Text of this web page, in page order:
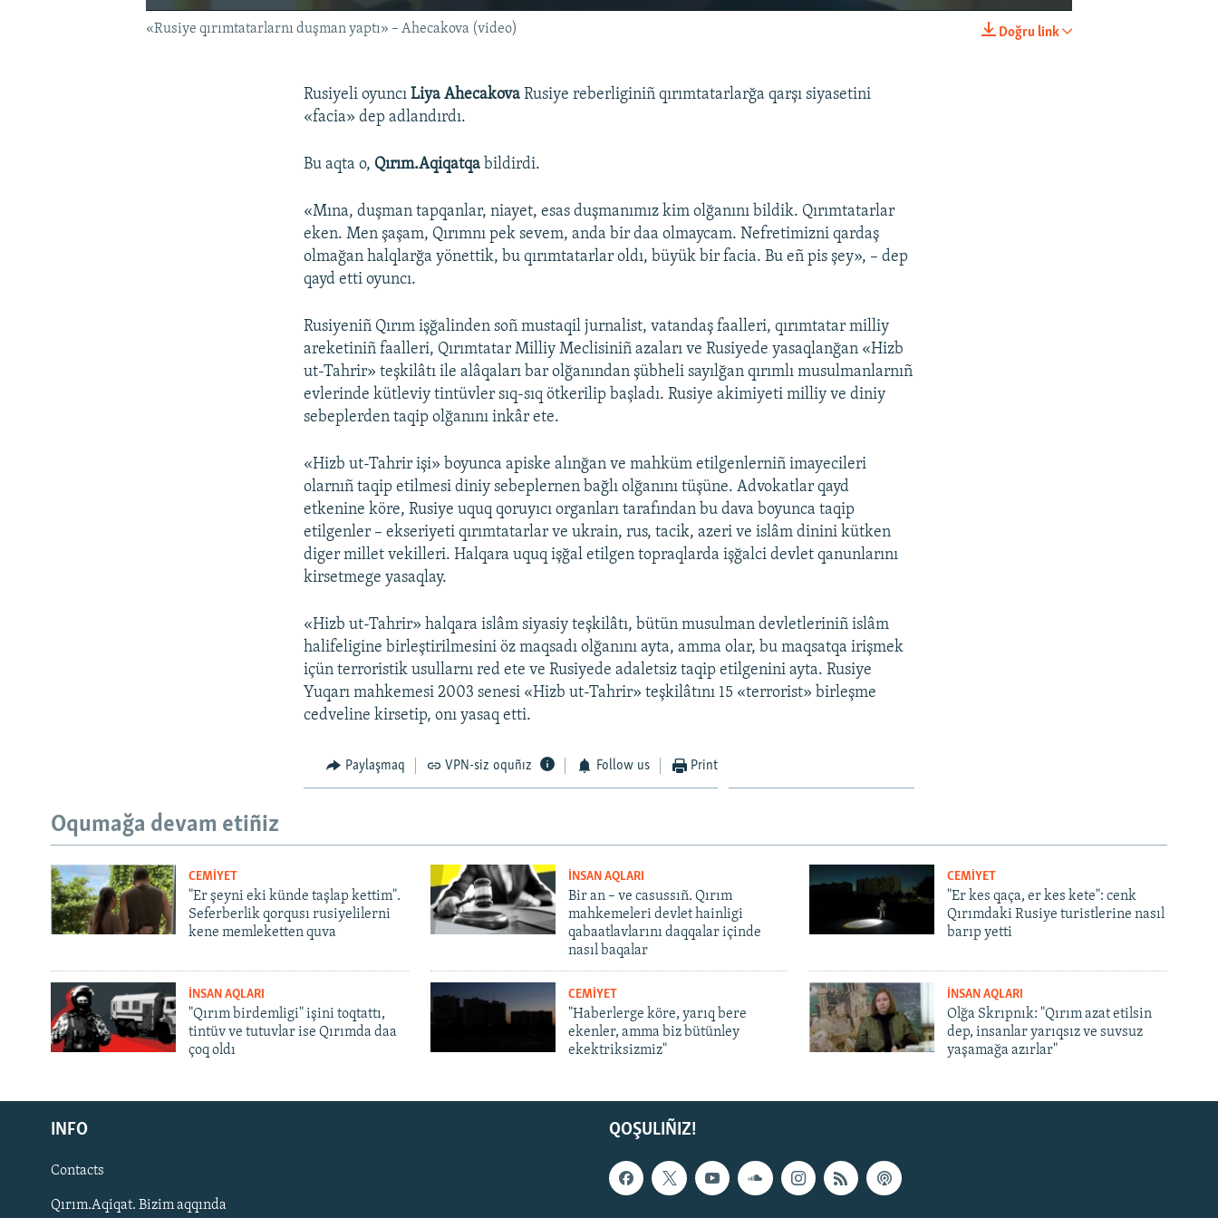
Русский
Українською
QOŞULIÑIZ!
SHARE
Doğru link
«Rusiye qırımtatarlarnı duşman yaptı» – Ahecakova (video)
Rusiyeli oyuncıLiya AhecakovaRusiye reberliginiñ qırımtatarlarğa qarşı siyasetini
«facia» dep adlandırdı.
Bu aqta o, Qırım.Aqiqatqa bildirdi.
«Mına, duşman tapqanlar, niayet, esas duşmanımız kim olğanını bildik. Qırımtatarlar
eken. Men şaşam, Qırımnı pek sevem, anda bir daa olmaycam. Nefretimizni qardaş
olmağan halqlarğa yönettik, bu qırımtatarlar oldı, büyük bir facia. Bu eñ pis şey», – dep
qayd etti oyuncı.
Rusiyeniñ Qırım işğalinden soñ mustaqil jurnalist, vatandaş faalleri, qırımtatar milliy
areketiniñ faalleri, Qırımtatar Milliy Meclisiniñ azaları ve Rusiyede yasaqlanğan «Hizb
ut-Tahrir» teşkilâtı ile alâqaları bar olğanından şübheli sayılğan qırımlı musulmanlarnıñ
evlerinde kütleviy tintüvler sıq-sıq ötkerilip başladı. Rusiye akimiyeti milliy ve diniy
sebeplerden taqip olğanını inkâr ete.
«Hizb ut-Tahrir işi» boyunca apiske alınğan ve mahküm etilgenlerniñ imayecileri
olarnıñ taqip etilmesi diniy sebeplernen bağlı olğanını tüşüne. Advokatlar qayd
etkenine köre, Rusiye uquq qoruyıcı organları tarafından bu dava boyunca taqip
etilgenler – ekseriyeti qırımtatarlar ve ukrain, rus, tacik, azeri ve islâm dinini kütken
diger millet vekilleri. Halqara uquq işğal etilgen topraqlarda işğalci devlet qanunlarını
kirsetmege yasaqlay.
«Hizb ut-Tahrir» halqara islâm siyasiy teşkilâtı, bütün musulman devletleriniñ islâm
halifeligine birleştirilmesini öz maqsadı olğanını ayta, amma olar, bu maqsatqa irişmek
içün terroristik usullarnı red ete ve Rusiyede adaletsiz taqip etilgenini ayta. Rusiye
Yuqarı mahkemesi 2003 senesi «Hizb ut-Tahrir» teşkilâtını 15 «terrorist» birleşme
cedveline kirsetip, onı yasaq etti.
Paylaşmaq VPN-siz oquñız Follow us Print
Oqumağa devam etiñiz
CEMİYET
"Er şeyni eki künde taşlap kettim".
Seferberlik qorqusı rusiyelilerni
kene memleketten quva
İNSAN AQLARI
Bir an – ve casussıñ. Qırım
mahkemeleri devlet hainligi
qabaatlavlarını daqqalar içinde
nasıl baqalar
CEMİYET
"Er kes qaça, er kes kete": cenk
Qırımdaki Rusiye turistlerine nasıl
barıp yetti
İNSAN AQLARI
"Qırım birdemligi" işini toqtattı,
tintüv ve tutuvlar ise Qırımda daa
çoq oldı
CEMİYET
"Haberlerge köre, yarıq bere
ekenler, amma biz bütünley
ekektriksizmiz"
İNSAN AQLARI
Olğa Skrıpnık: "Qırım azat etilsin
dep, insanlar yarıqsız ve suvsuz
yaşamağa azırlar"
QOŞULIÑIZ!
INFO
Contacts
Qırım.Aqiqat. Bizim aqqında